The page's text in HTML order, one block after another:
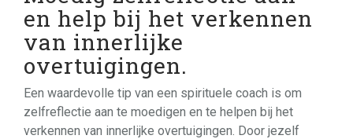
en help bij het verkennen
van innerlijke
overtuigingen.
Een waardevolle tip van een spirituele coach is om
zelfreflectie aan te moedigen en te helpen bij het
verkennen van innerlijke overtuigingen. Door jezelf